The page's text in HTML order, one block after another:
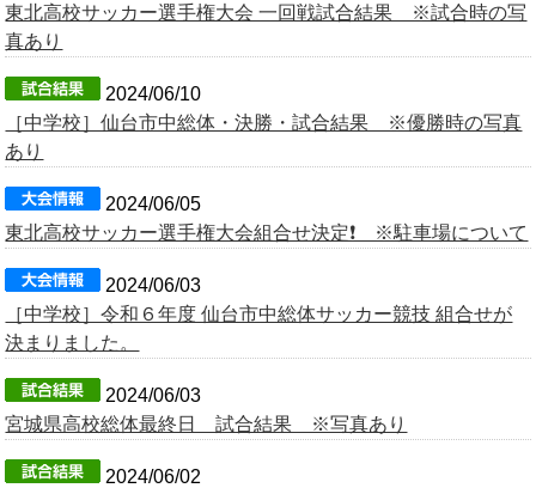
東北高校サッカー選手権大会 一回戦試合結果 ※試合時の写
真あり
2024/06/10
［中学校］仙台市中総体・決勝・試合結果 ※優勝時の写真
あり
2024/06/05
東北高校サッカー選手権大会組合せ決定❗️ ※駐車場について
2024/06/03
［中学校］令和６年度 仙台市中総体サッカー競技 組合せが
決まりました。
2024/06/03
宮城県高校総体最終日 試合結果 ※写真あり
2024/06/02